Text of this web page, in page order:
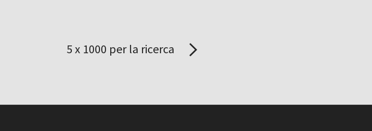
5 x 1000 per la ricerca